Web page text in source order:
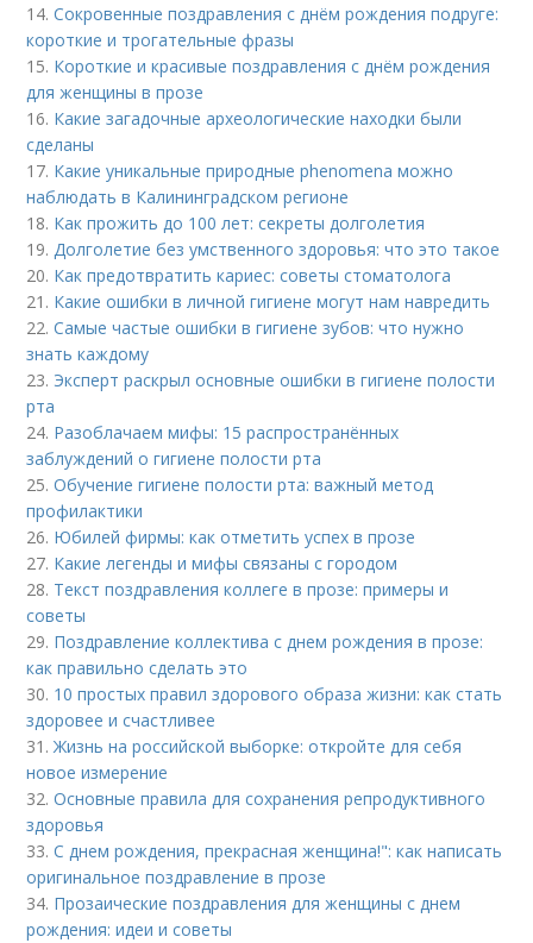
14.Сокровенные поздравления с днём рождения подруге:
короткие и трогательные фразы
15. Короткие и красивые поздравления с днём рождения
для женщины в прозе
16. Какие загадочные археологические находки были
сделаны
17. Какие уникальные природные phenomena можно
наблюдать в Калининградском регионе
18. Как прожить до 100 лет: секреты долголетия
19.Долголетие без умственного здоровья: что это такое
20. Как предотвратить кариес: советы стоматолога
21. Какие ошибки в личной гигиене могут нам навредить
22.Самые частые ошибки в гигиене зубов: что нужно
знать каждому
23. Эксперт раскрыл основные ошибки в гигиене полости
рта
24. Разоблачаем мифы: 15 распространённых
заблуждений о гигиене полости рта
25.Обучение гигиене полости рта: важный метод
профилактики
26. Юбилей фирмы: как отметить успех в прозе
27. Какие легенды и мифы связаны с городом
28. Текст поздравления коллеге в прозе: примеры и
советы
29. Поздравление коллектива с днем рождения в прозе:
как правильно сделать это
30. 10 простых правил здорового образа жизни: как стать
здоровее и счастливее
31.Жизнь на российской выборке: откройте для себя
новое измерение
32.Основные правила для сохранения репродуктивного
здоровья
33.С днем рождения, прекрасная женщина!": как написать
оригинальное поздравление в прозе
34. Прозаические поздравления для женщины с днем
рождения: идеи и советы